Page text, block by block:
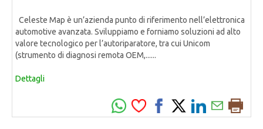
Celeste Map è un’azienda punto di riferimento nell’elettronica
automotive avanzata. Sviluppiamo e forniamo soluzioni ad alto
valore tecnologico per l’autoriparatore, tra cui Unicom
(strumento di diagnosi remota OEM,......
Dettagli